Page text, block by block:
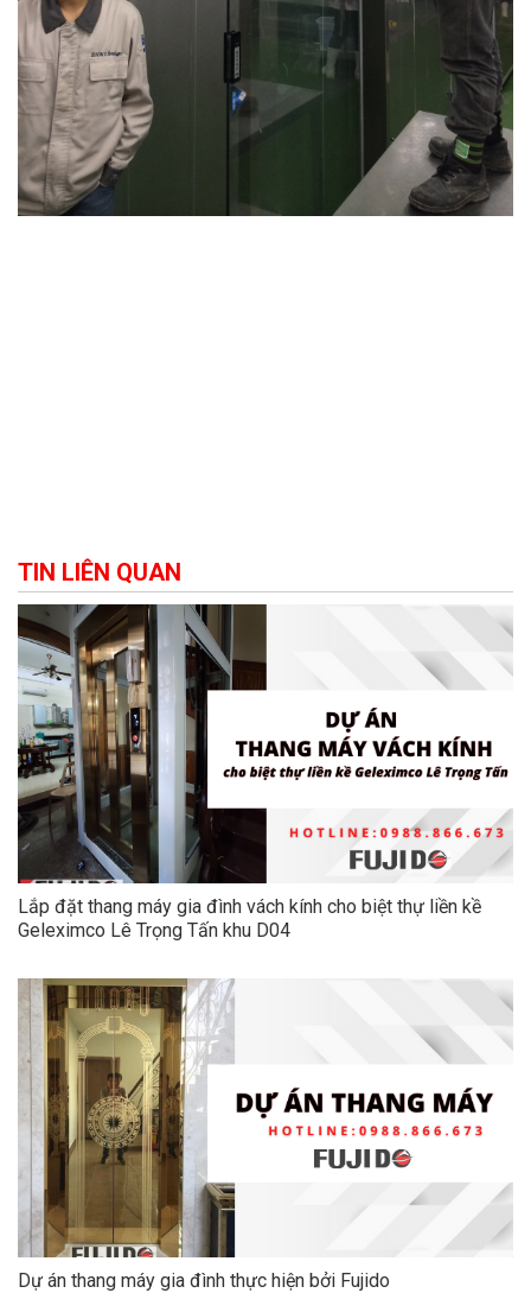
TIN LIÊN QUAN
Lắp đặt thang máy gia đình vách kính cho biệt thự liền kề
Geleximco Lê Trọng Tấn khu D04
Dự án thang máy gia đình thực hiện bởi Fujido